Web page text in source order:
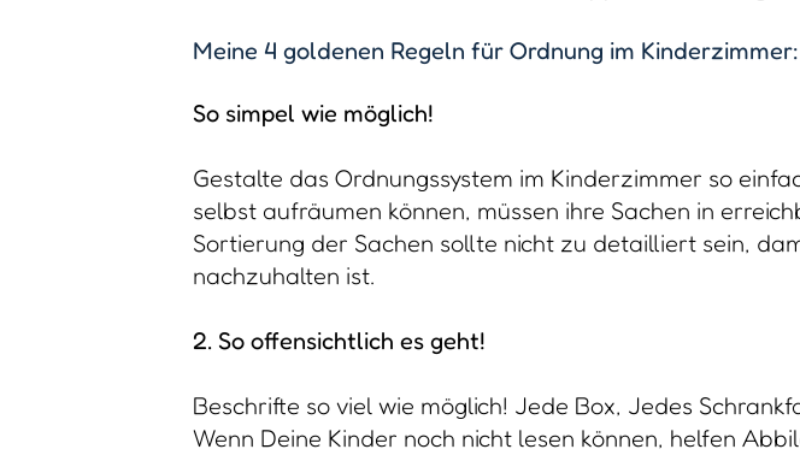
Meine 4 goldenen Regeln für Ordnung im Kinderzimmer:
So simpel wie möglich!
Gestalte das Ordnungssystem im Kinderzimmer so
selbst aufräumen können, müssen ihre Sachen in
Sortierung der Sachen sollte nicht zu detailliert sein,
nachzuhalten ist.
2. So offensichtlich es geht!
Beschrifte so viel wie möglich! Jede Box, Jedes
Wenn Deine Kinder noch nicht lesen können, helfen